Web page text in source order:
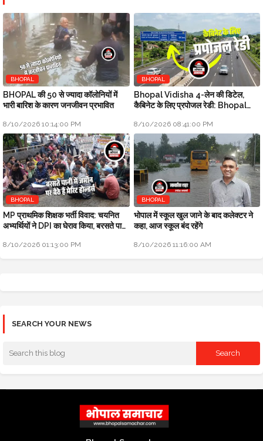
BHOPAL
BHOPAL की 50 से ज्यादा कॉलोनियों में
भारी बारिश के कारण जनजीवन प्रभावित
8/10/2026 10:14:00 PM
BHOPAL
Bhopal Vidisha 4-लेन की डिटेल,
कैबिनेट के लिए प्रपोजल रेडी: Bhopal
8/10/2026 08:41:00 PM
BHOPAL
MP प्राथमिक शिक्षक भर्ती विवाद: चयनित
अभ्यर्थियों ने DPI का घेराव किया, बरसते पानी
8/10/2026 01:13:00 PM
BHOPAL
भोपाल में स्कूल खुल जाने के बाद कलेक्टर ने
कहा, आज स्कूल बंद रहेंगे
8/10/2026 11:16:00 AM
SEARCH YOUR NEWS